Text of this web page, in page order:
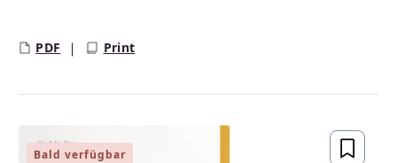
PDF Print
Bald verfügbar